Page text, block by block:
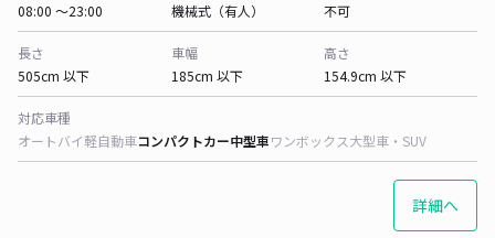
08:00 〜23:00
機械式（有人）
不可
長さ
505cm 以下
車幅
185cm 以下
高さ
154.9cm 以下
対応車種
オートバイ軽自動車コンパクトカー中型車ワンボックス大型車・SUV
詳細へ